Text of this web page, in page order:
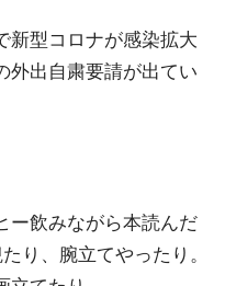
新型コロナが感染拡大
外出自粛要請が出てい
ー飲みながら本読んだ
り、腕立てやったり。